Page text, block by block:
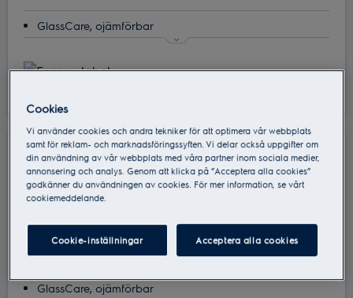
GlassCare, ojämförbar
Dina finglas skyddas med SoftGrips och SoftSpikes
Alla dina bestick kan diskas på en gång med MaxiFlex
Ta bort bakterier med ExtraHygiene-funktionen
ESG89410UX
Diskmaskin
GlassCare, ojämförbar
Cookies
Vi använder cookies och andra tekniker för att optimera vår webbplats
samt för reklam- och marknadsföringssyften. Vi delar också uppgifter om
din användning av vår webbplats med våra partner inom sociala medier,
annonsering och analys. Genom att klicka på ”Acceptera alla cookies”
godkänner du användningen av cookies. För mer information, se vårt
cookiemeddelande.
Cookie-inställningar Acceptera alla cookies